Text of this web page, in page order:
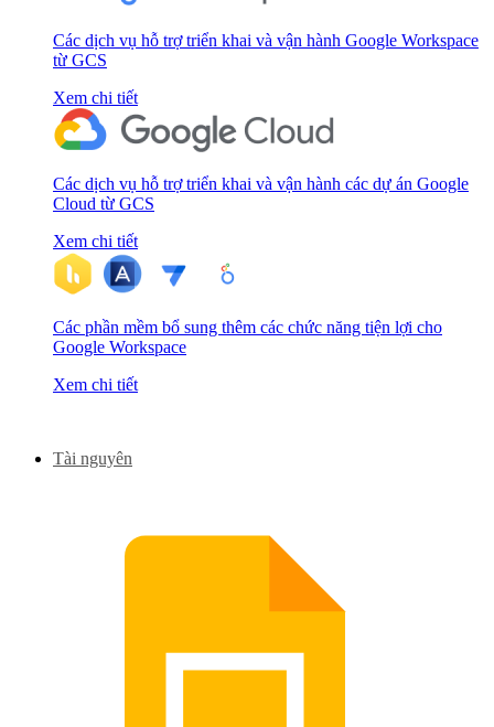
Các dịch vụ hỗ trợ triển khai và vận hành Google Workspace
từ GCS
Xem chi tiết
Các dịch vụ hỗ trợ triển khai và vận hành các dự án Google
Cloud từ GCS
Xem chi tiết
Các phần mềm bổ sung thêm các chức năng tiện lợi cho
Google Workspace
Xem chi tiết
Tài nguyên